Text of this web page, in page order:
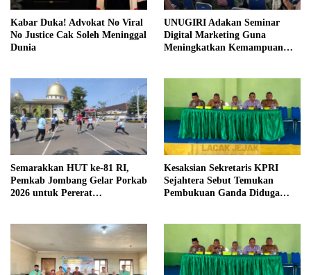
Kabar Duka! Advokat No Viral
No Justice Cak Soleh Meninggal
Dunia
UNUGIRI Adakan Seminar
Digital Marketing Guna
Meningkatkan Kemampuan
Semarakkan HUT ke-81 RI,
Pemkab Jombang Gelar Porkab
2026 untuk Pererat
Kesaksian Sekretaris KPRI
Sejahtera Sebut Temukan
Pembukuan Ganda Diduga